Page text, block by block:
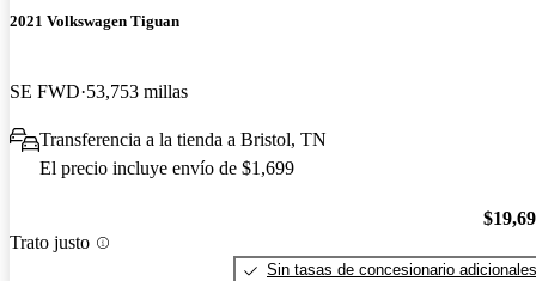
2021 Volkswagen Tiguan
SE FWD 53,753 millas
Transferencia a la tienda a Bristol, TN
El precio incluye envío de $1,699
Trato justo
Sin tasas de concesionario adicionales